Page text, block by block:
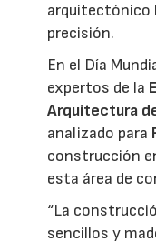
arquitectónico
precisión.
En el Día
expertos de la
Arquitectura
analizado para
construcción
esta área de
“La
sencillos y